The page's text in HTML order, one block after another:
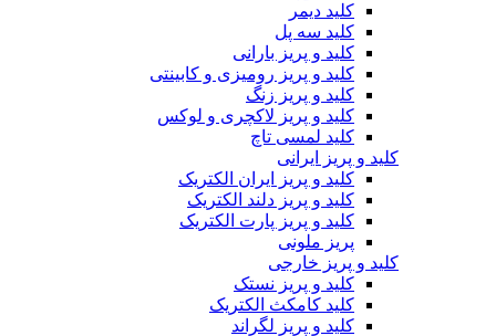
کلید دیمر
کلید سه پل
کلید و پریز بارانی
کلید و پریز رومیزی و کابینتی
کلید و پریز زنگ
کلید و پریز لاکچری و لوکس
کلید لمسی تاچ
کلید و پریز ایرانی
کلید و پریز ایران الکتریک
کلید و پریز دلند الکتریک
کلید و پریز پارت الکتریک
پریز ملونی
کلید و پریز خارجی
کلید و پریز نستک
کلید کامکث الکتریک
کلید و پریز لگراند